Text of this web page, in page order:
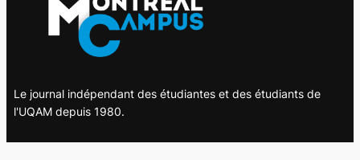
Le journal indépendant des étudiantes et des étudiants de
l'UQAM depuis 1980.